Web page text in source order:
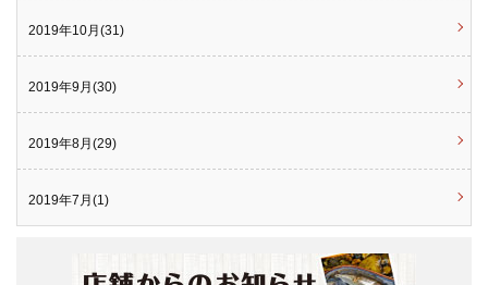
2019年10月(31)
2019年9月(30)
2019年8月(29)
2019年7月(1)